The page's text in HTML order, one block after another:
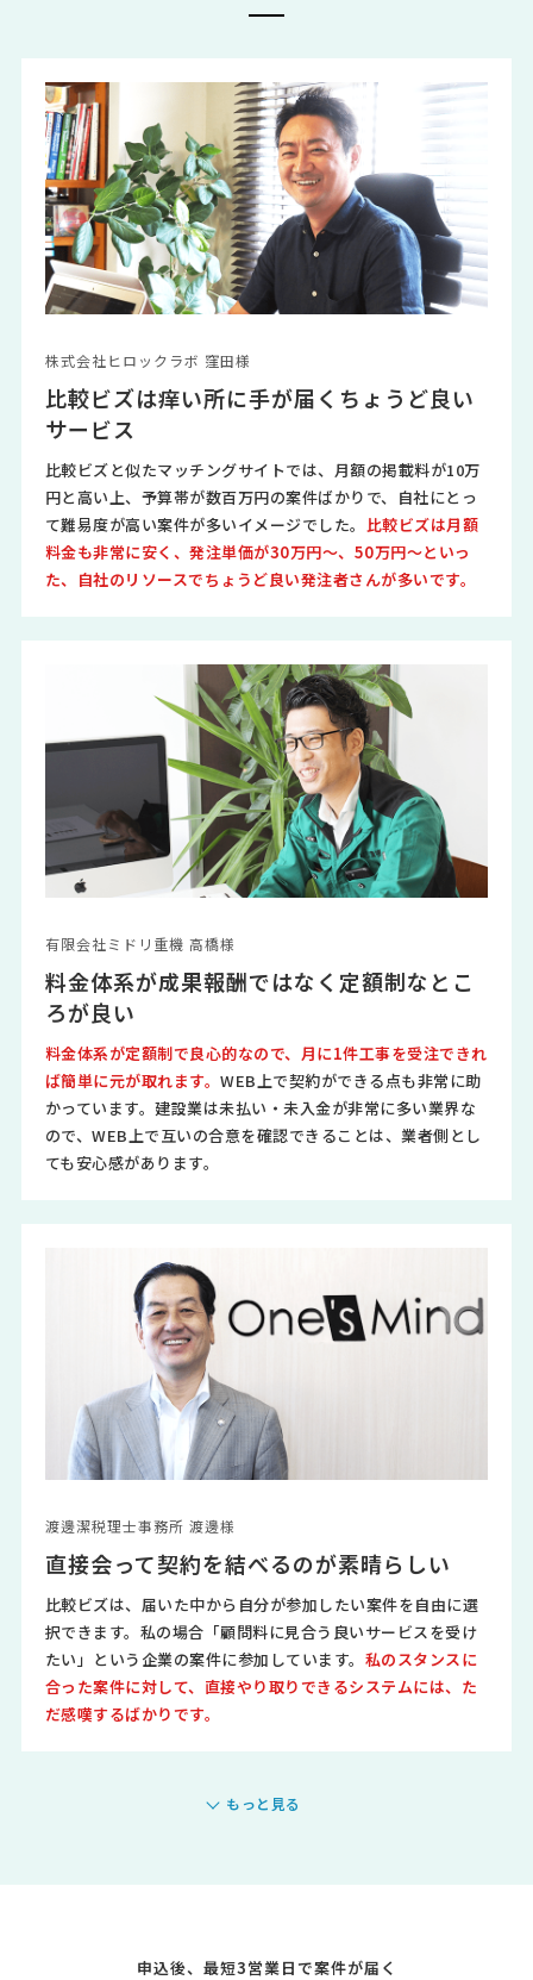
株式会社ヒロックラボ 窪田様
比較ビズは痒い所に手が届くちょうど良い
サービス
比較ビズと似たマッチングサイトでは、月額の掲載料が10万
円と高い上、予算帯が数百万円の案件ばかりで、自社にとっ
て難易度が高い案件が多いイメージでした。 比較ビズは月額
料金も非常に安く、発注単価が30万円～、50万円～といっ
た、自社のリソースでちょうど良い発注者さんが多いです。
有限会社ミドリ重機 高橋様
料金体系が成果報酬ではなく定額制なとこ
ろが良い
料金体系が定額制で良心的なので、月に1件工事を受注できれ
ば簡単に元が取れます。WEB上で契約ができる点も非常に助
かっています。建設業は未払い・未入金が非常に多い業界な
ので、WEB上で互いの合意を確認できることは、業者側とし
ても安心感があります。
渡邊潔税理士事務所 渡邊様
直接会って契約を結べるのが素晴らしい
比較ビズは、届いた中から自分が参加したい案件を自由に選
択できます。私の場合「顧問料に見合う良いサービスを受け
たい」という企業の案件に参加しています。 私のスタンスに
合った案件に対して、直接やり取りできるシステムには、た
だ感嘆するばかりです。
もっと見る
申込後、最短3営業日で案件が届く